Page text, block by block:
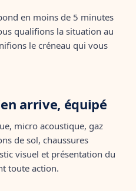
en moins de 5 minutes
qualifions la situation au
le créneau qui vous
arrive, équipé
micro acoustique, gaz
de sol, chaussures
visuel et présentation du
toute action.